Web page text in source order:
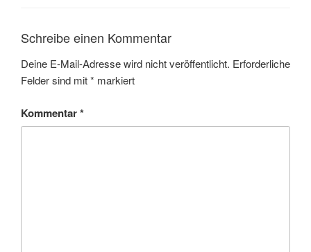
Schreibe einen Kommentar
Deine E-Mail-Adresse wird nicht veröffentlicht. Erforderliche
Felder sind mit* markiert
Kommentar*